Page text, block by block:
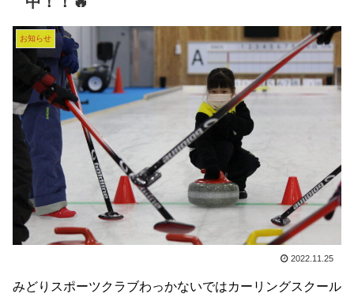
お知らせ
2022.11.25
みどりスポーツクラブわっかないではカーリングスクール